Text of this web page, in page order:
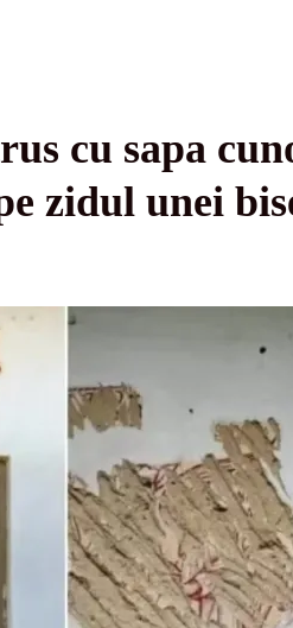
cu sapa
zidul unei